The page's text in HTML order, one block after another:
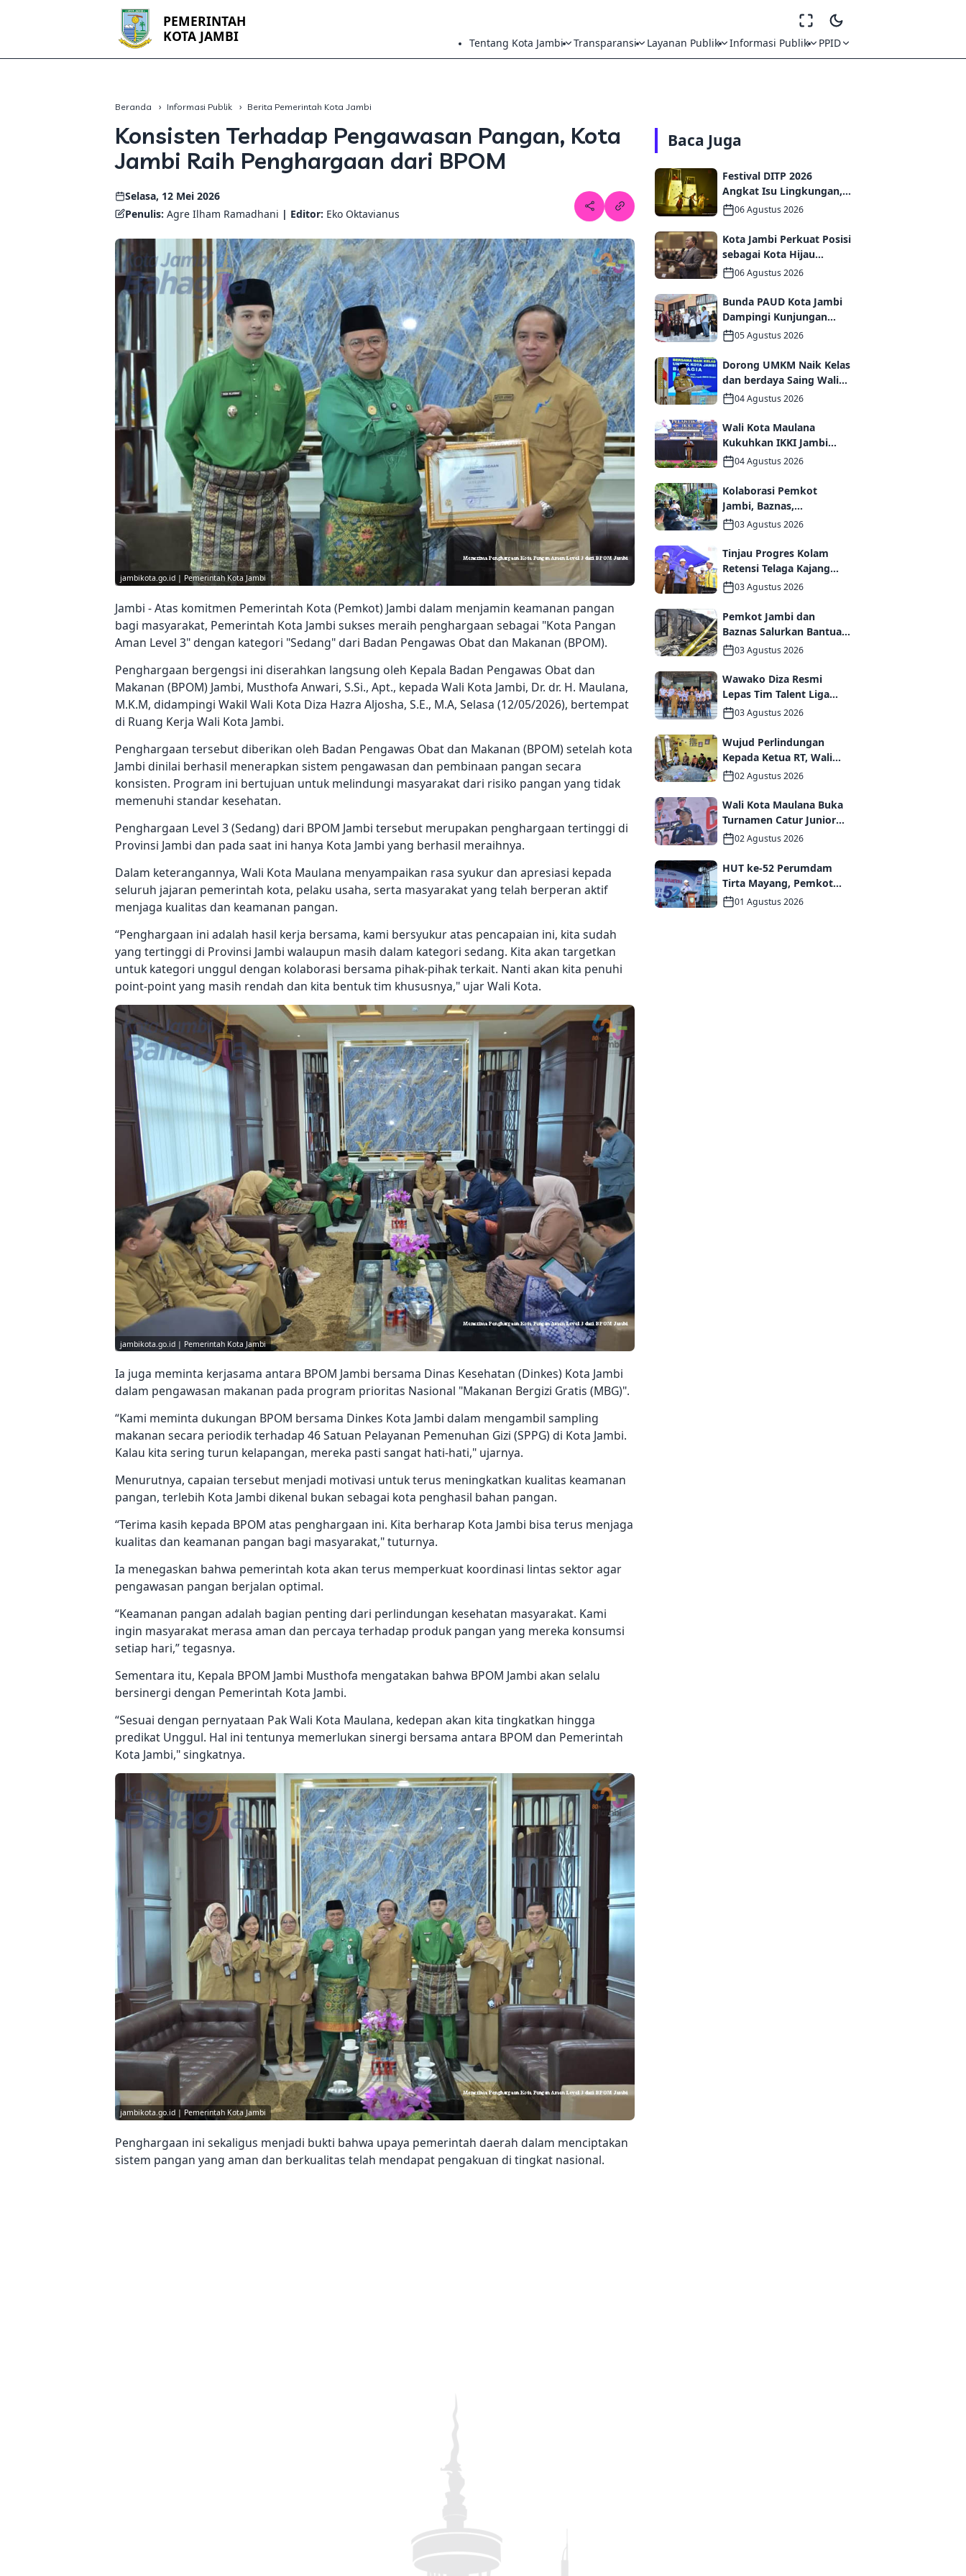
PEMERINTAH
KOTA JAMBI
Tentang Kota Jambi Transparansi Layanan Publik Informasi Publik PPID
Beranda Informasi Publik Berita Pemerintah Kota Jambi
Konsisten Terhadap Pengawasan Pangan, Kota
Jambi Raih Penghargaan dari BPOM
Selasa, 12 Mei 2026
Penulis: Agre Ilham Ramadhani | Editor: Eko Oktavianus
jambikota.go.id | Pemerintah Kota Jambi
Jambi - Atas komitmen Pemerintah Kota (Pemkot) Jambi dalam menjamin keamanan pangan
bagi masyarakat, Pemerintah Kota Jambi sukses meraih penghargaan sebagai "Kota Pangan
Aman Level 3" dengan kategori "Sedang" dari Badan Pengawas Obat dan Makanan (BPOM).
Penghargaan bergengsi ini diserahkan langsung oleh Kepala Badan Pengawas Obat dan
Makanan (BPOM) Jambi, Musthofa Anwari, S.Si., Apt., kepada Wali Kota Jambi, Dr. dr. H. Maulana,
M.K.M, didampingi Wakil Wali Kota Diza Hazra Aljosha, S.E., M.A, Selasa (12/05/2026), bertempat
di Ruang Kerja Wali Kota Jambi.
Penghargaan tersebut diberikan oleh Badan Pengawas Obat dan Makanan (BPOM) setelah kota
Jambi dinilai berhasil menerapkan sistem pengawasan dan pembinaan pangan secara
konsisten. Program ini bertujuan untuk melindungi masyarakat dari risiko pangan yang tidak
memenuhi standar kesehatan.
Penghargaan Level 3 (Sedang) dari BPOM Jambi tersebut merupakan penghargaan tertinggi di
Provinsi Jambi dan pada saat ini hanya Kota Jambi yang berhasil meraihnya.
Dalam keterangannya, Wali Kota Maulana menyampaikan rasa syukur dan apresiasi kepada
seluruh jajaran pemerintah kota, pelaku usaha, serta masyarakat yang telah berperan aktif
menjaga kualitas dan keamanan pangan.
“Penghargaan ini adalah hasil kerja bersama, kami bersyukur atas pencapaian ini, kita sudah
yang tertinggi di Provinsi Jambi walaupun masih dalam kategori sedang. Kita akan targetkan
untuk kategori unggul dengan kolaborasi bersama pihak-pihak terkait. Nanti akan kita penuhi
point-point yang masih rendah dan kita bentuk tim khususnya," ujar Wali Kota.
jambikota.go.id | Pemerintah Kota Jambi
Ia juga meminta kerjasama antara BPOM Jambi bersama Dinas Kesehatan (Dinkes) Kota Jambi
dalam pengawasan makanan pada program prioritas Nasional "Makanan Bergizi Gratis (MBG)".
“Kami meminta dukungan BPOM bersama Dinkes Kota Jambi dalam mengambil sampling
makanan secara periodik terhadap 46 Satuan Pelayanan Pemenuhan Gizi (SPPG) di Kota Jambi.
Kalau kita sering turun kelapangan, mereka pasti sangat hati-hati," ujarnya.
Menurutnya, capaian tersebut menjadi motivasi untuk terus meningkatkan kualitas keamanan
pangan, terlebih Kota Jambi dikenal bukan sebagai kota penghasil bahan pangan.
“Terima kasih kepada BPOM atas penghargaan ini. Kita berharap Kota Jambi bisa terus menjaga
kualitas dan keamanan pangan bagi masyarakat," tuturnya.
Ia menegaskan bahwa pemerintah kota akan terus memperkuat koordinasi lintas sektor agar
pengawasan pangan berjalan optimal.
“Keamanan pangan adalah bagian penting dari perlindungan kesehatan masyarakat. Kami
ingin masyarakat merasa aman dan percaya terhadap produk pangan yang mereka konsumsi
setiap hari,” tegasnya.
Sementara itu, Kepala BPOM Jambi Musthofa mengatakan bahwa BPOM Jambi akan selalu
bersinergi dengan Pemerintah Kota Jambi.
“Sesuai dengan pernyataan Pak Wali Kota Maulana, kedepan akan kita tingkatkan hingga
predikat Unggul. Hal ini tentunya memerlukan sinergi bersama antara BPOM dan Pemerintah
Kota Jambi," singkatnya.
jambikota.go.id | Pemerintah Kota Jambi
Penghargaan ini sekaligus menjadi bukti bahwa upaya pemerintah daerah dalam menciptakan
sistem pangan yang aman dan berkualitas telah mendapat pengakuan di tingkat nasional.
Baca Juga
Festival DITP 2026
Angkat Isu Lingkungan,
Wawako Diza Apresiasi
Karya Seniman Jambi
06 Agustus 2026
Kota Jambi Perkuat Posisi
sebagai Kota Hijau
Melalui Forum
GCMC 2026
06 Agustus 2026
Bunda PAUD Kota Jambi
Dampingi Kunjungan
Kemendikdasmen,
Perkuat Kolaborasi
Wujudkan PAUD
Berkualitas dan Generasi
Emas 2045
05 Agustus 2026
Dorong UMKM Naik Kelas
dan berdaya Saing Wali
Kota Maulana kukuhkan
Binaan
04 Agustus 2026
Wali Kota Maulana
Kukuhkan IKKI Jambi
Periode 2026–2031,
Perkuat Persaudaraan
dan Kolaborasi dalam
Keberagaman
04 Agustus 2026
Kolaborasi Pemkot
Jambi, Baznas,
Pegadaian, dan Lapas
Huni bagi Warga Kurang
Mampu
03 Agustus 2026
Tinjau Progres Kolam
Retensi Telaga Kajang
Lako, Wali Kota Maulana
dan Komisi V DPR RI
Optimistis Kota Jambi
Semakin Dekat Bebas
Banjir
03 Agustus 2026
Pemkot Jambi dan
Baznas Salurkan Bantuan
Tanggap Darurat bagi
Asrama Polda Jambi
03 Agustus 2026
Wawako Diza Resmi
Lepas Tim Talent Liga
TopSkor Jambi Menuju
Panggung Nasional
03 Agustus 2026
Wujud Perlindungan
Kepada Ketua RT, Wali
Kota Maulana Bertakziah
Jaminan Kematian
kepada Ahli Waris
02 Agustus 2026
Wali Kota Maulana Buka
Turnamen Catur Junior
2026, Pemkot Jambi
Siapkan Fasilitas
Olahraga Baru untuk
Anak Muda Kota Jambi
02 Agustus 2026
HUT ke-52 Perumdam
Tirta Mayang, Pemkot
Jambi Dorong Percepatan
01 Agustus 2026